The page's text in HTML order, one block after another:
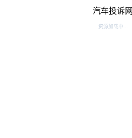
汽车投诉网
资源加载中...